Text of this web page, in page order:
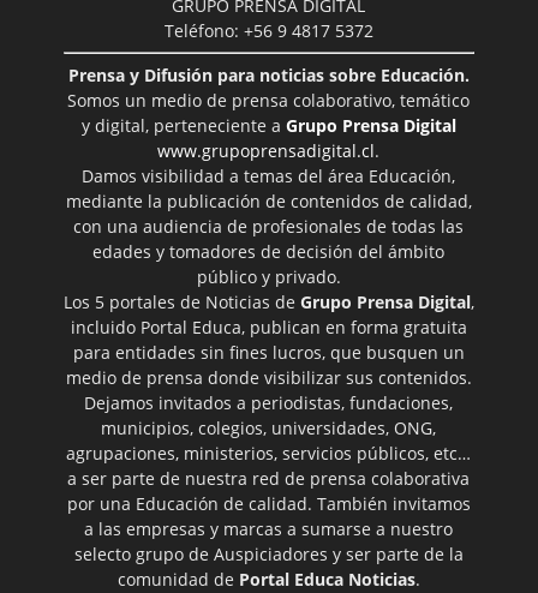
GRUPO PRENSA DIGITAL
Teléfono: +56 9 4817 5372
Prensa y Difusión para noticias sobre Educación.
Somos un medio de prensa colaborativo, temático
y digital, perteneciente a Grupo Prensa Digital
www.grupoprensadigital.cl.
Damos visibilidad a temas del área Educación,
mediante la publicación de contenidos de calidad,
con una audiencia de profesionales de todas las
edades y tomadores de decisión del ámbito
público y privado.
Los 5 portales de Noticias de Grupo Prensa Digital,
incluido Portal Educa, publican en forma gratuita
para entidades sin fines lucros, que busquen un
medio de prensa donde visibilizar sus contenidos.
Dejamos invitados a periodistas, fundaciones,
municipios, colegios, universidades, ONG,
agrupaciones, ministerios, servicios públicos, etc…
a ser parte de nuestra red de prensa colaborativa
por una Educación de calidad. También invitamos
a las empresas y marcas a sumarse a nuestro
selecto grupo de Auspiciadores y ser parte de la
comunidad de Portal Educa Noticias.